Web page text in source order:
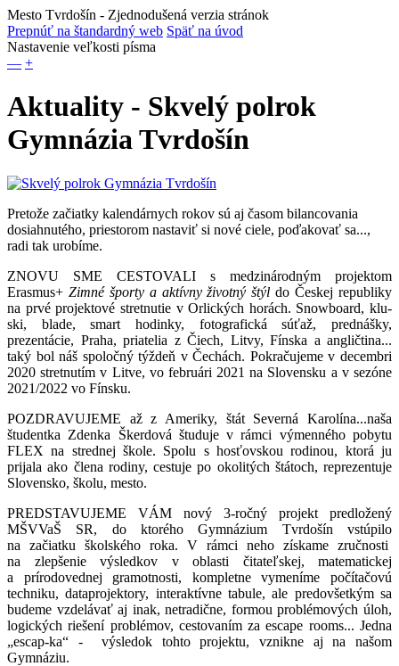
Mesto Tvrdošín - Zjednodušená verzia stránok
Prepnúť na štandardný web Späť na úvod
Nastavenie veľkosti písma
— +
Aktuality - Skvelý polrok
Gymnázia Tvrdošín
Pretože začiatky kalendárnych rokov sú aj časom bilancovania
dosiahnutého, priestorom nastaviť si nové ciele, poďakovať sa...,
radi tak urobíme.
ZNOVU SME CESTOVALI s medzinárodným projektom
Erasmus+ Zimné športy a aktívny životný štýl do Českej republiky
na prvé projektové stretnutie v Orlických horách. Snowboard, klu-
ski, blade, smart hodinky, fotografická súťaž, prednášky,
prezentácie, Praha, priatelia z Čiech, Litvy, Fínska a angličtina...
taký bol náš spoločný týždeň v Čechách. Pokračujeme v decembri
2020 stretnutím v Litve, vo februári 2021 na Slovensku a v sezóne
2021/2022 vo Fínsku.
POZDRAVUJEME až z Ameriky, štát Severná Karolína...naša
študentka Zdenka Škerdová študuje v rámci výmenného pobytu
FLEX na strednej škole. Spolu s hosťovskou rodinou, ktorá ju
prijala ako člena rodiny, cestuje po okolitých štátoch, reprezentuje
Slovensko, školu, mesto.
PREDSTAVUJEME VÁM nový 3-ročný projekt predložený
MŠVVaŠ SR, do ktorého Gymnázium Tvrdošín vstúpilo
na začiatku školského roka. V rámci neho získame zručnosti
na zlepšenie výsledkov v oblasti čitateľskej, matematickej
a prírodovednej gramotnosti, kompletne vymeníme počítačovú
techniku, dataprojektory, interaktívne tabule, ale predovšetkým sa
budeme vzdelávať aj inak, netradične, formou problémových úloh,
logických riešení problémov, cestovaním za escape rooms... Jedna
„escap-ka“ - výsledok tohto projektu, vznikne aj na našom
Gymnáziu.